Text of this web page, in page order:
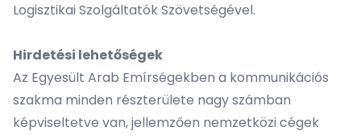
Logisztikai Szolgáltatók Szövetségével.
Hirdetési lehetőségek
Az Egyesült Arab Emírségekben a kommunikációs
szakma minden részterülete nagy számban
képviseltetve van, jellemzően nemzetközi cégek